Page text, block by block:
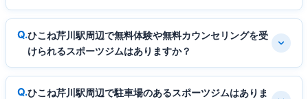
ひこね芹川駅周辺で無料体験や無料カウンセリングを受
けられるスポーツジムはありますか？
ひこね芹川駅周辺で駐車場のあるスポーツジムはありま